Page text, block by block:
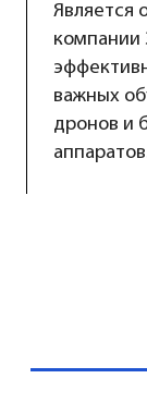
Является
компании
важных
дронов и